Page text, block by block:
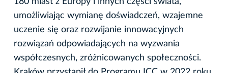
umożliwiając wymianę doświadczeń, wzajemne
uczenie się oraz rozwijanie innowacyjnych
rozwiązań odpowiadających na wyzwania
współczesnych, zróżnicowanych społeczności.